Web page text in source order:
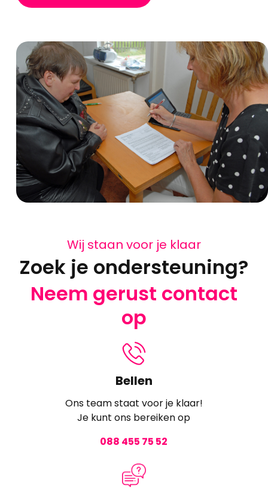
Wij staan voor je klaar
Zoek je ondersteuning?
Neem gerust contact
op
Bellen
Ons team staat voor je klaar!
Je kunt ons bereiken op
088 455 75 52